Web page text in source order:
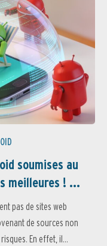
soumises au
meilleures ! ...
pas de sites web
de sources non
En effet, il...